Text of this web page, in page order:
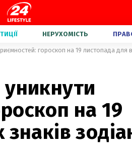
НЕРУХОМІСТЬ
гороскоп на 19 листопада для
уникнути
на 19